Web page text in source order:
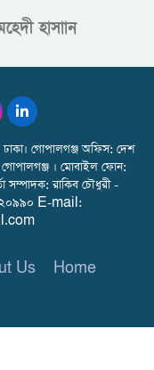
হাসাান
ঢাকা। গোপালগঞ্জ অফিস: দেশ
গোপালগঞ্জ । মোবাইল ফোন:
রাকিব চৌধুরী -
E-mail:
Us Home